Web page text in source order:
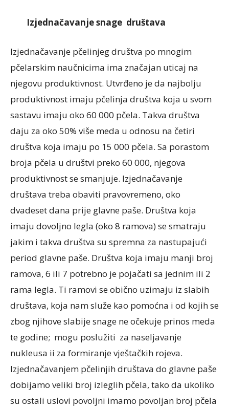
Izjednačavanje snage društava
Izjednačavanje pčelinjeg društva po mnogim
pčelarskim naučnicima ima značajan uticaj na
njegovu produktivnost. Utvrđeno je da najbolju
produktivnost imaju pčelinja društva koja u svom
sastavu imaju oko 60 000 pčela. Takva društva
daju za oko 50% više meda u odnosu na četiri
društva koja imaju po 15 000 pčela. Sa porastom
broja pčela u društvi preko 60 000, njegova
produktivnost se smanjuje. Izjednačavanje
društava treba obaviti pravovremeno, oko
dvadeset dana prije glavne paše. Društva koja
imaju dovoljno legla (oko 8 ramova) se smatraju
jakim i takva društva su spremna za nastupajući
period glavne paše. Društva koja imaju manji broj
ramova, 6 ili 7 potrebno je pojačati sa jednim ili 2
rama legla. Ti ramovi se obično uzimaju iz slabih
društava, koja nam služe kao pomoćna i od kojih se
zbog njihove slabije snage ne očekuje prinos meda
te godine; mogu poslužiti za naseljavanje
nukleusa ii za formiranje vještačkih rojeva.
Izjednačavanjem pčelinjih društava do glavne paše
dobijamo veliki broj izleglih pčela, tako da ukoliko
su ostali uslovi povoljni imamo povoljan broj pčela